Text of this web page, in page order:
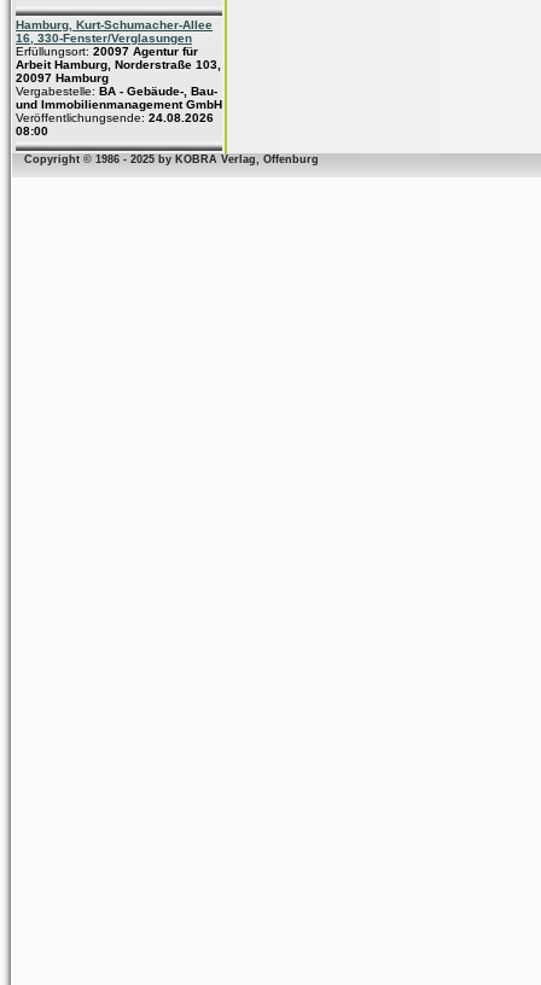
Hamburg, Kurt-Schumacher-Allee
16, 330-Fenster/Verglasungen
Erfüllungsort: 20097 Agentur für
Arbeit Hamburg, Norderstraße 103,
20097 Hamburg
Vergabestelle: BA - Gebäude-, Bau-
und Immobilienmanagement GmbH
Veröffentlichungsende: 24.08.2026
08:00
Copyright © 1986 - 2025 by KOBRA Verlag, Offenburg